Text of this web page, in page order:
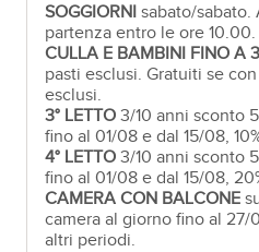
SOGGIORNI sabato/sabato.
partenza entro le ore 10.00.
CULLA E BAMBINI FINO A
pasti esclusi. Gratuiti se
esclusi.
3° LETTO 3/10 anni sconto
fino al 01/08 e dal 15/08,
4° LETTO 3/10 anni sconto
fino al 01/08 e dal 15/08,
CAMERA CON BALCONE
camera al giorno fino al
altri periodi.